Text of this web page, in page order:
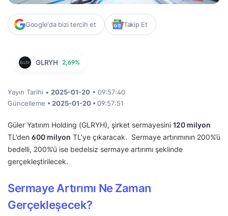
Google'da bizi tercih et Takip Et
GLRYH 2,69%
Yayın Tarihi • 2025-01-20 • 09:57:40
Güncelleme • 2025-01-20 • 09:57:51
Güler Yatırım Holding (GLRYH), şirket sermayesini 120 milyon
TL’den 600 milyon TL’ye çıkaracak. Sermaye artırımının 200%’ü
bedelli, 200%’ü ise bedelsiz sermaye artırımı şeklinde
gerçekleştirilecek.
Sermaye Artırımı Ne Zaman
Gerçekleşecek?